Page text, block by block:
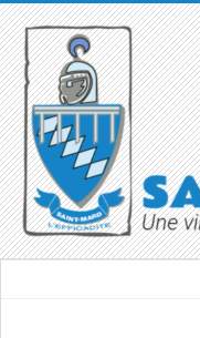
Skip
to
content
SAINT-